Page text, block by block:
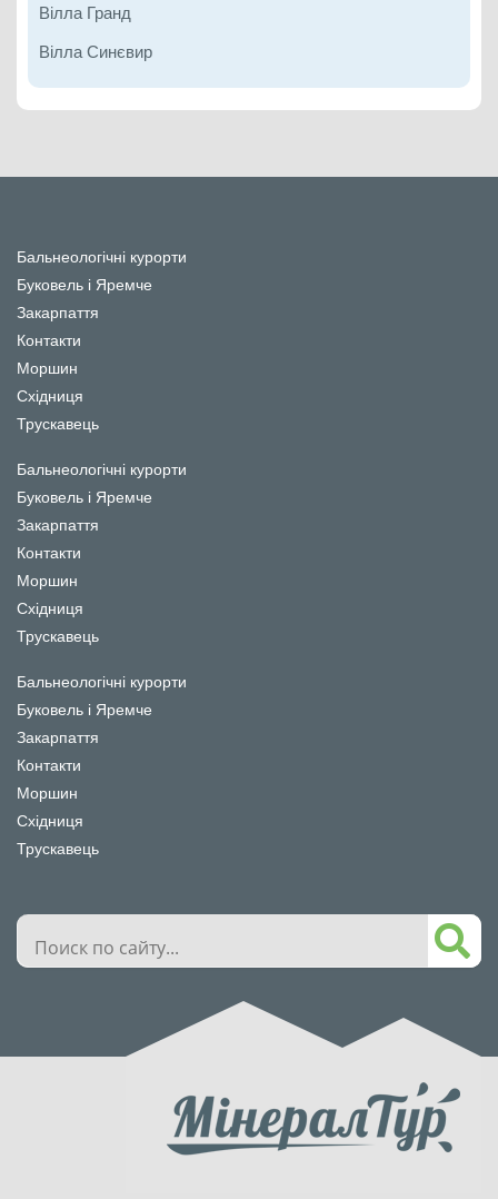
Вілла Гранд
Вілла Синєвир
Бальнеологічні курорти
Буковель і Яремче
Закарпаття
Контакти
Моршин
Східниця
Трускавець
Бальнеологічні курорти
Буковель і Яремче
Закарпаття
Контакти
Моршин
Східниця
Трускавець
Бальнеологічні курорти
Буковель і Яремче
Закарпаття
Контакти
Моршин
Східниця
Трускавець
Поиск
сайту...